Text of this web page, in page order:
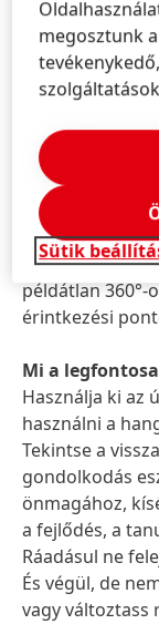
lenni, és eleve
rugalmasságra
ahhoz, hogy
tudja. Az
akkoriban nem
jelentette,
digitális
egy offline
példátlan
érintkezési
Mi a
Használja ki az
használni a
Tekintse a
gondolkodás
önmagához,
a fejlődés, a
Ráadásul ne
És végül, de
vagy változtass
megosztunk
Sütik